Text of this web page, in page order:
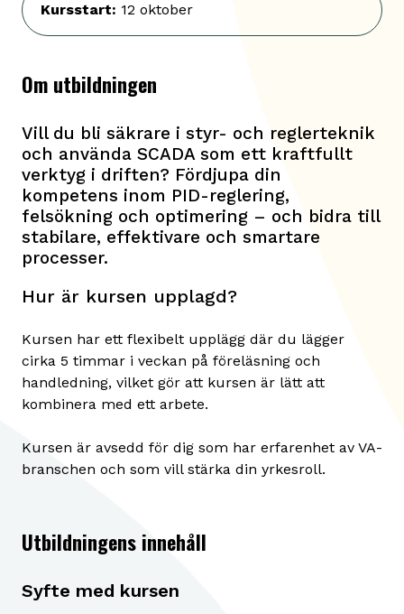
Kursstart: 12 oktober
Om utbildningen
Vill du bli säkrare i styr- och reglerteknik
och använda SCADA som ett kraftfullt
verktyg i driften? Fördjupa din
kompetens inom PID-reglering,
felsökning och optimering – och bidra till
stabilare, effektivare och smartare
processer.
Hur är kursen upplagd?
Kursen har ett flexibelt upplägg där du lägger
cirka 5 timmar i veckan på föreläsning och
handledning, vilket gör att kursen är lätt att
kombinera med ett arbete.
Kursen är avsedd för dig som har erfarenhet av VA-
branschen och som vill stärka din yrkesroll.
Utbildningens innehåll
Syfte med kursen